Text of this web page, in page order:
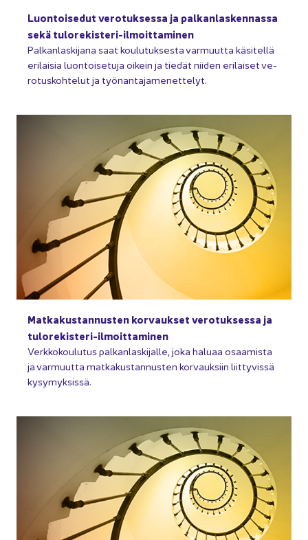
Luon­toi­se­dut ve­ro­tuk­ses­sa ja pal­kan­las­ken­nas­sa
sekä tulorekisteri-​ilmoittaminen
Pal­kan­las­ki­ja­na saat kou­lu­tuk­ses­ta var­muut­ta kä­si­tel­lä
eri­lai­sia luon­toi­se­tu­ja oi­kein ja tie­dät nii­den eri­lai­set ve­
ro­tus­koh­te­lut ja työ­nan­ta­ja­me­net­te­lyt.
Mat­ka­kus­tan­nus­ten kor­vauk­set ve­ro­tuk­ses­sa ja
tulorekisteri-​ilmoittaminen
Verk­ko­kou­lu­tus pal­kan­las­ki­jal­le, joka ha­lu­aa osaa­mis­ta
ja var­muut­ta mat­ka­kus­tan­nus­ten kor­vauk­siin liit­ty­vis­sä
ky­sy­myk­sis­sä.